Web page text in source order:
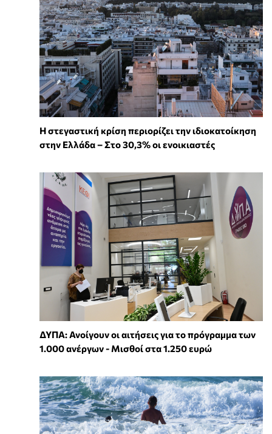
Η στεγαστική κρίση περιορίζει την ιδιοκατοίκηση
στην Ελλάδα – Στο 30,3% οι ενοικιαστές
ΔΥΠΑ: Ανοίγουν οι αιτήσεις για το πρόγραμμα των
1.000 ανέργων - Μισθοί στα 1.250 ευρώ